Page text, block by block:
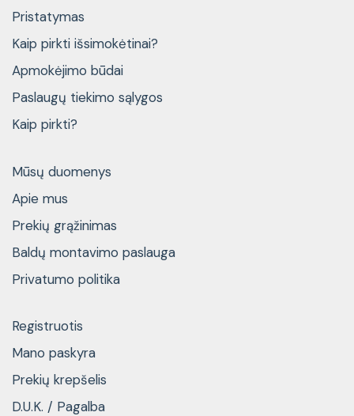
Pristatymas
Kaip pirkti išsimokėtinai?
Apmokėjimo būdai
Paslaugų tiekimo sąlygos
Kaip pirkti?
Mūsų duomenys
Apie mus
Prekių grąžinimas
Baldų montavimo paslauga
Privatumo politika
Registruotis
Mano paskyra
Prekių krepšelis
D.U.K. / Pagalba